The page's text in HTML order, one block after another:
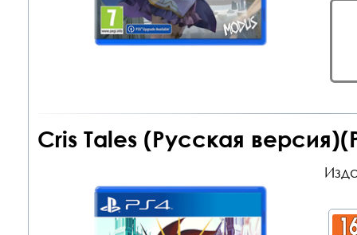
Cris Tales (Русская